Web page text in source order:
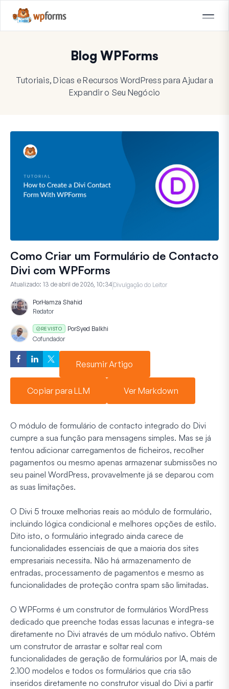
Blog WPForms
Tutoriais, Dicas e Recursos WordPress para Ajudar a
Expandir o Seu Negócio
Como Criar um Formulário de Contacto
Divi com WPForms
Atualizado: 13 de abril de 2026, 10:34 Divulgação do Leitor
PorHamza Shahid
Redator
REVISTO PorSyed Balkhi
Cofundador
Resumir Artigo
Copiar para LLM Ver Markdown
O módulo de formulário de contacto integrado do Divi
cumpre a sua função para mensagens simples. Mas se já
tentou adicionar carregamentos de ficheiros, recolher
pagamentos ou mesmo apenas armazenar submissões no
seu painel WordPress, provavelmente já se deparou com
as suas limitações.
O Divi 5 trouxe melhorias reais ao módulo de formulário,
incluindo lógica condicional e melhores opções de estilo.
Dito isto, o formulário integrado ainda carece de
funcionalidades essenciais de que a maioria dos sites
empresariais necessita. Não há armazenamento de
entradas, processamento de pagamentos e mesmo as
funcionalidades de proteção contra spam são limitadas.
O WPForms é um construtor de formulários WordPress
dedicado que preenche todas essas lacunas e integra-se
diretamente no Divi através de um módulo nativo. Obtém
um construtor de arrastar e soltar real com
funcionalidades de geração de formulários por IA, mais de
2.100 modelos e todos os formulários que cria são
inseridos diretamente no construtor visual do Divi a partir